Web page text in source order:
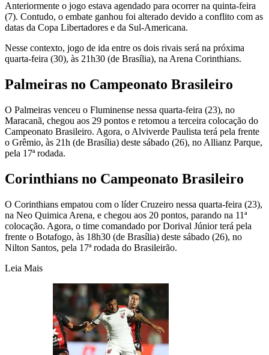
Anteriormente o jogo estava agendado para ocorrer na quinta-feira
(7). Contudo, o embate ganhou foi alterado devido a conflito com as
datas da Copa Libertadores e da Sul-Americana.
Nesse contexto, jogo de ida entre os dois rivais será na próxima
quarta-feira (30), às 21h30 (de Brasília), na Arena Corinthians.
Palmeiras no Campeonato Brasileiro
O Palmeiras venceu o Fluminense nessa quarta-feira (23), no
Maracanã, chegou aos 29 pontos e retomou a terceira colocação do
Campeonato Brasileiro. Agora, o Alviverde Paulista terá pela frente
o Grêmio, às 21h (de Brasília) deste sábado (26), no Allianz Parque,
pela 17ª rodada.
Corinthians no Campeonato Brasileiro
O Corinthians empatou com o líder Cruzeiro nessa quarta-feira (23),
na Neo Quimica Arena, e chegou aos 20 pontos, parando na 11ª
colocação. Agora, o time comandado por Dorival Júnior terá pela
frente o Botafogo, às 18h30 (de Brasília) deste sábado (26), no
Nilton Santos, pela 17ª rodada do Brasileirão.
Leia Mais